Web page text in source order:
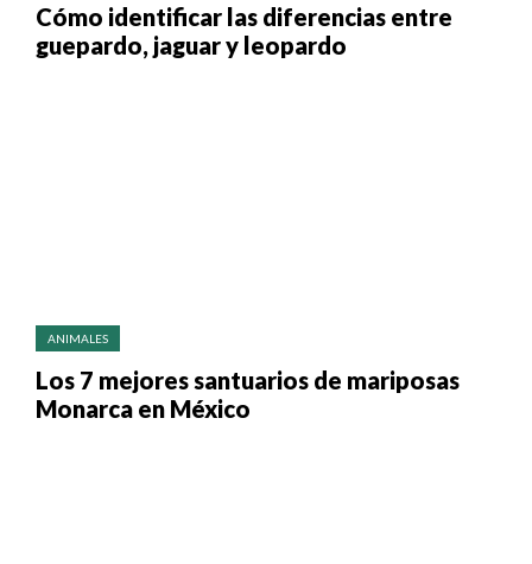
Cómo identificar las diferencias entre
guepardo, jaguar y leopardo
ANIMALES
Los 7 mejores santuarios de mariposas
Monarca en México